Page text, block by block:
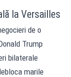
la Versailles
de o
Trump
bilaterale
marile